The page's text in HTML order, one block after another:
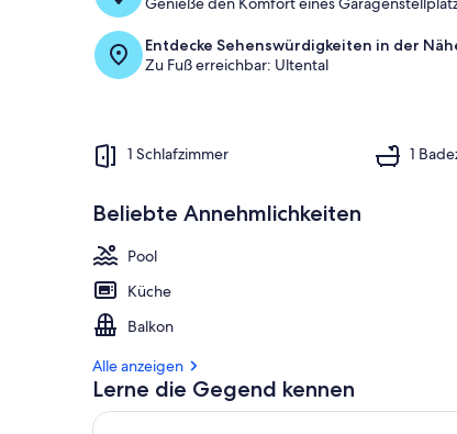
Entdecke Sehenswürdigkeiten in der
Zu Fuß erreichbar: Ultental
1 Schlafzimmer 1
Beliebte Annehmlichkeiten
Pool
Küche
Balkon
Alle anzeigen
Lerne die Gegend kennen